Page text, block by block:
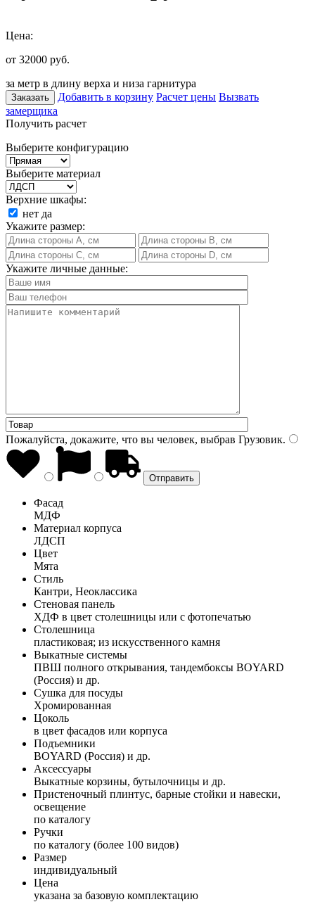
Цена:
от 32000 руб.
за метр в длину верха и низа гарнитура
Заказать Добавить в корзину Расчет цены Вызвать
замерщика
Получить расчет
Выберите конфигурацию
Выберите материал
Верхние шкафы:
нет да
Укажите размер:
Укажите личные данные:
Пожалуйста, докажите, что вы человек, выбрав Грузовик.
Фасад
МДФ
Материал корпуса
ЛДСП
Цвет
Мята
Стиль
Кантри, Неоклассика
Стеновая панель
ХДФ в цвет столешницы или с фотопечатью
Столешница
пластиковая; из искусственного камня
Выкатные системы
ПВШ полного открывания, тандембоксы BOYARD
(Россия) и др.
Сушка для посуды
Хромированная
Цоколь
в цвет фасадов или корпуса
Подъемники
BOYARD (Россия) и др.
Аксессуары
Выкатные корзины, бутылочницы и др.
Пристеночный плинтус, барные стойки и навески,
освещение
по каталогу
Ручки
по каталогу (более 100 видов)
Размер
индивидуальный
Цена
указана за базовую комплектацию